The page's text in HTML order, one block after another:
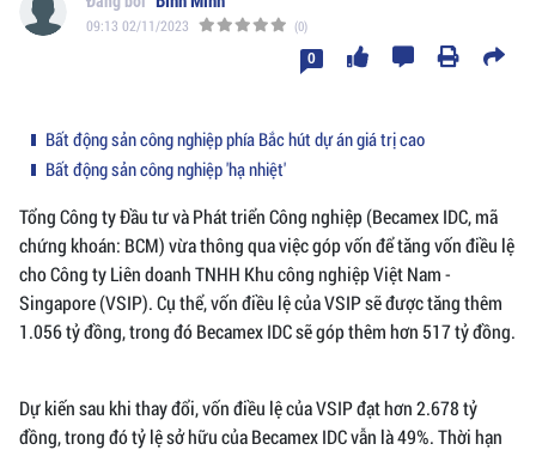
09:13 02/11/2023 (0)
0
Bất động sản công nghiệp phía Bắc hút dự án giá trị cao
Bất động sản công nghiệp 'hạ nhiệt'
Tổng Công ty Đầu tư và Phát triển Công nghiệp (Becamex IDC, mã
chứng khoán: BCM) vừa thông qua việc góp vốn để tăng vốn điều lệ
cho Công ty Liên doanh TNHH Khu công nghiệp Việt Nam -
Singapore (VSIP). Cụ thể, vốn điều lệ của VSIP sẽ được tăng thêm
1.056 tỷ đồng, trong đó Becamex IDC sẽ góp thêm hơn 517 tỷ đồng.
Dự kiến sau khi thay đổi, vốn điều lệ của VSIP đạt hơn 2.678 tỷ
đồng, trong đó tỷ lệ sở hữu của Becamex IDC vẫn là 49%. Thời hạn